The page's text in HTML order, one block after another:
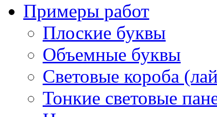
Примеры работ
Плоские буквы
Объемные буквы
Световые короба
Тонкие световые